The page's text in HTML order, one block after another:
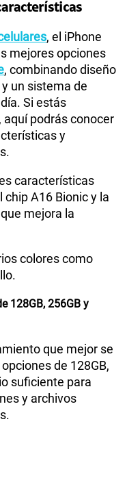
iOS 17
A16 Bionic
6.1 pulgadas
Si
Gran angular de 48 MP
gran angular de 12 MP
, el iPhone
mejores opciones
, combinando diseño
un sistema de
Si estás
aquí podrás conocer
y
características
chip A16 Bionic y la
mejora la
colores como
128GB, 256GB y
que mejor se
de 128GB,
suficiente para
y archivos